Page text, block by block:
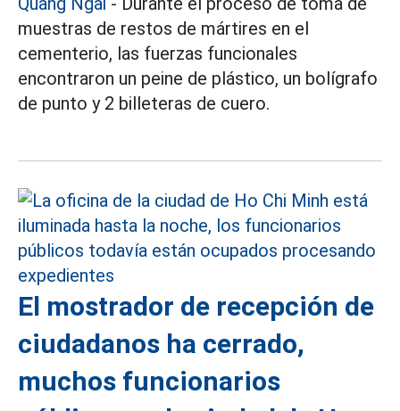
muestras de restos de mártires en el
cementerio, las fuerzas funcionales
encontraron un peine de plástico, un bolígrafo
de punto y 2 billeteras de cuero.
El mostrador de recepción de
ciudadanos ha cerrado,
muchos funcionarios